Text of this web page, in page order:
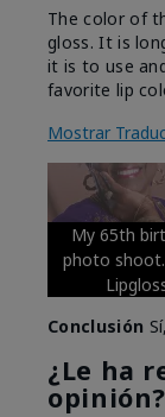
The color of
gloss. It is
it is to use
favorite lip
Mostrar
My 65th
photo
Conclusión
¿Le ha
opinión?